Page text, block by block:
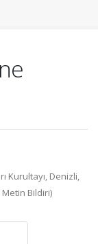
Kurultayı, Denizli,
Metin Bildiri)